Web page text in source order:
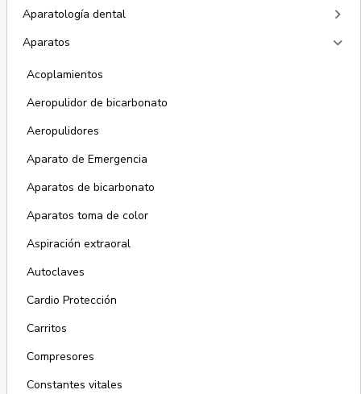
Aparatología dental keyboard_arrow_right
Aparatos keyboard_arrow_right
Acoplamientos
Aeropulidor de bicarbonato
Aeropulidores
Aparato de Emergencia
Aparatos de bicarbonato
Aparatos toma de color
Aspiración extraoral
Autoclaves
Cardio Protección
Carritos
Compresores
Constantes vitales